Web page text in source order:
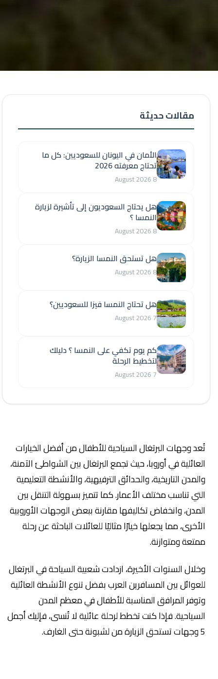
تُعد وجهات البرتغال السياحية للأطفال من أفضل الخيارات
العائلية في أوروبا، حيث تجمع البرتغال بين الشواطئ الآمنة،
والمدن التاريخية، والحدائق الترفيهية، والأنشطة التعليمية
التي تناسب مختلف الأعمار. كما تتميز بسهولة التنقل بين
المدن، وانخفاض تكاليفها مقارنة ببعض الوجهات الأوروبية
الأخرى، مما يجعلها خيارًا مثاليًا للعائلات الباحثة عن رحلة
ممتعة ومتوازنة.
وخلال السنوات الأخيرة، ازدادت شعبية السياحة في البرتغال
للعوائل بين المسافرين العرب بفضل تنوع الأنشطة العائلية
وتوفر المرافق المناسبة للأطفال في معظم المدن
السياحية. فإذا كنت تخطط لرحلة عائلية لا تُنسى، فإليك أجمل
5 وجهات تستحق الزيارة من لشبونة حتى الغارف.
مقالات حديثة
الأمان في اليونان للسعوديين: كل ما
تحتاج معرفته 2026
8 August 2026
هل يحتاج السعوديون إلى تأشيرة لزيارة
النمسا ؟
8 August 2026
هل تستحق النمسا الزيارة؟
8 August 2026
هل تحتاج النمسا فيزا للسعوديين؟
7 August 2026
كم يوم تكفي على النمسا ؟ دليلك
لتخطيط الرحلة
7 August 2026